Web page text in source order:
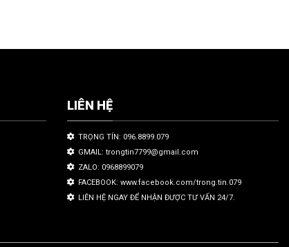
LIÊN HỆ
TRỌNG TÍN: 096.8899.079
GMAIL: trongtin7799@gmail.com
ZALO: 0968899079
FACEBOOK: www.facebook.com/trong.tin.079
LIÊN HỆ NGAY ĐỂ NHẬN ĐƯỢC TƯ VẤN 24/7.